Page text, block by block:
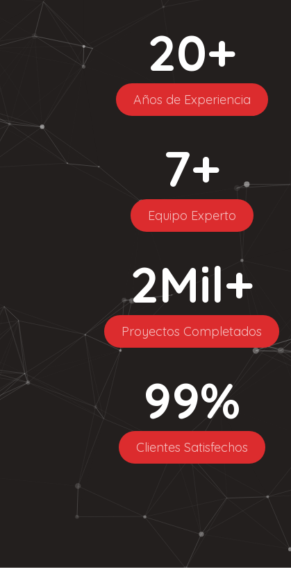
20+
Años de Experiencia
7+
Equipo Experto
2Mil+
Proyectos Completados
99%
Clientes Satisfechos